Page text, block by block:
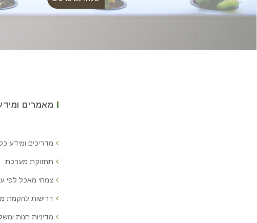
מאמרים
מדריכים ומידע
תחזוקת מערכת
צמחי מאכל לפי
דרישות להקמת
מדיניות חנות